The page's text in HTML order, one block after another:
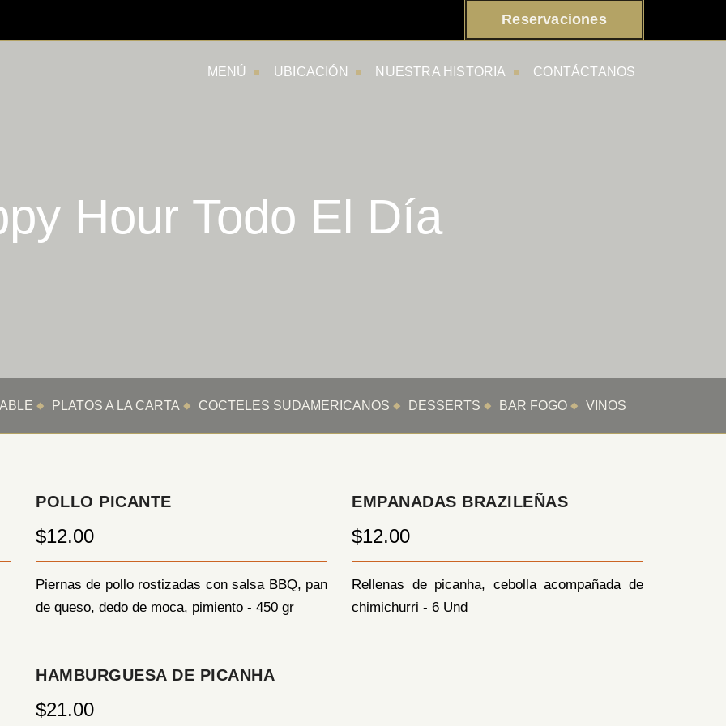
Reservaciones
MENÚ UBICACIÓN NUESTRA HISTORIA CONTÁCTANOS
Hour Todo El Día
PLATOS A LA CARTA COCTELES SUDAMERICANOS DESSERTS BAR FOGO VINOS
POLLO PICANTE
$12.00
Piernas de pollo rostizadas con salsa BBQ, pan
de queso, dedo de moca, pimiento - 450 gr
EMPANADAS BRAZILEÑAS
$12.00
Rellenas de picanha, cebolla acompañada de
chimichurri - 6 Und
HAMBURGUESA DE PICANHA
$21.00